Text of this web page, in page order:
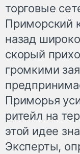
торговые
Приморский
назад
скорый
громкими
Приморья
ритейл на
этой идее
Эксперты,